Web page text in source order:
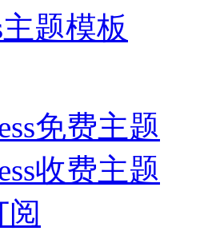
主题模板
免费主题
收费主题
阅